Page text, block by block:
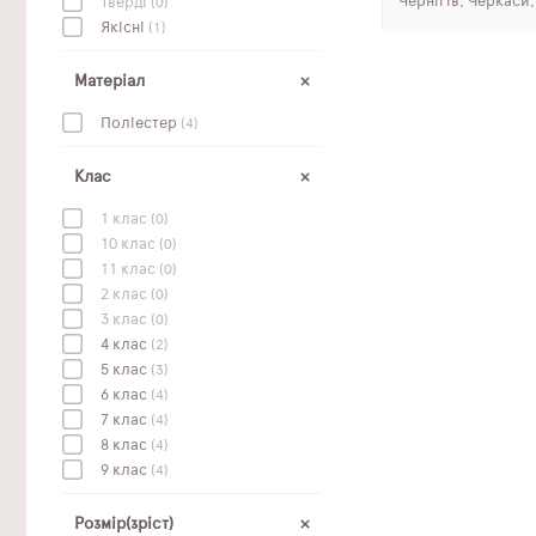
Якісні (1)
Матеріал
Поліестер (4)
Клас
1 клас (0)
10 клас (0)
11 клас (0)
2 клас (0)
3 клас (0)
4 клас (2)
5 клас (3)
6 клас (4)
7 клас (4)
8 клас (4)
9 клас (4)
Розмір(зріст)